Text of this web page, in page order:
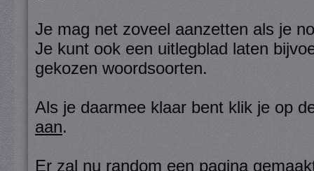
Je mag net zoveel aanzetten als je
Je kunt ook een uitlegblad laten
gekozen woordsoorten.
Als je daarmee klaar bent klik je op
aan.
Er zal nu random een pagina